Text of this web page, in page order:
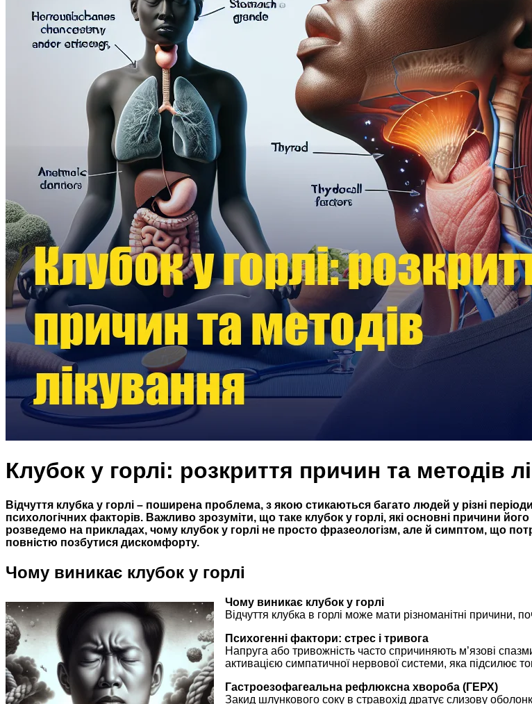
Клубок у горлі: розкриття причин та методів
Відчуття клубка у горлі – поширена проблема, з якою стикаються багато людей у різні
психологічних факторів. Важливо зрозуміти, що таке клубок у горлі, які основні причини
розведемо на прикладах, чому клубок у горлі не просто фразеологізм, але й симптом, що
повністю позбутися дискомфорту.
Чому виникає клубок у горлі
Чому виникає клубок у горлі
Відчуття клубка в горлі може мати різноманітні причини,
Психогенні фактори: стрес і тривога
Напруга або тривожність часто спричиняють м’язові
активацією симпатичної нервової системи, яка підсилює
Гастроезофагеальна рефлюксна хвороба (ГЕРХ)
Закид шлункового соку в стравохід дратує слизову